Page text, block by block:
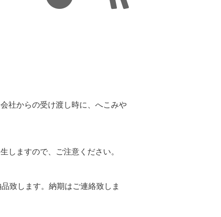
社からの受け渡し時に、へこみや
しますので、ご注意ください。
致します。納期はご連絡致しま